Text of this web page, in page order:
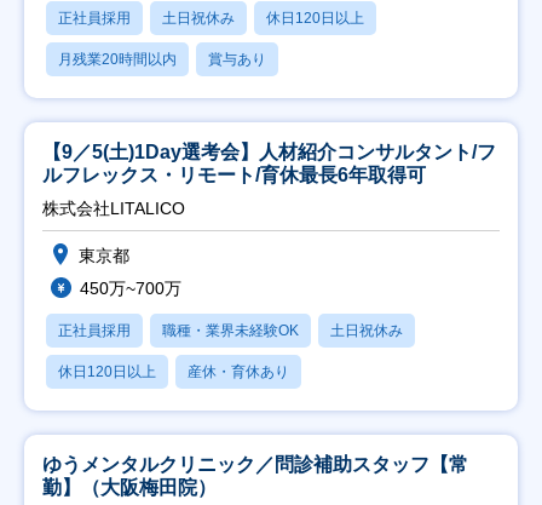
正社員採用 土日祝休み 休日120日以上
月残業20時間以内 賞与あり
【9／5(土)1Day選考会】人材紹介コンサルタント/フ
ルフレックス・リモート/育休最長6年取得可
株式会社LITALICO
東京都
450万~700万
正社員採用 職種・業界未経験OK 土日祝休み
休日120日以上 産休・育休あり
ゆうメンタルクリニック／問診補助スタッフ【常
勤】（大阪梅田院）